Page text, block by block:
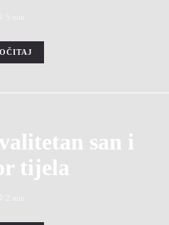
san i
tijela